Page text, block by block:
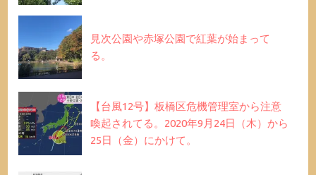
見次公園や赤塚公園で紅葉が始まって
る。
【台風12号】板橋区危機管理室から注意
喚起されてる。2020年9月24日（木）から
25日（金）にかけて。